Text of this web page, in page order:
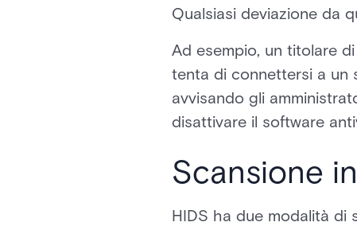
Qualsiasi deviazione da
Ad esempio, un titolare
tenta di connettersi a un
avvisando gli
disattivare il software
Scansione
HIDS ha due modalità di